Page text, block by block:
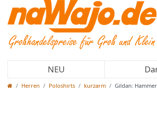
NEU
Herren Poloshirts kurzarm Gildan: